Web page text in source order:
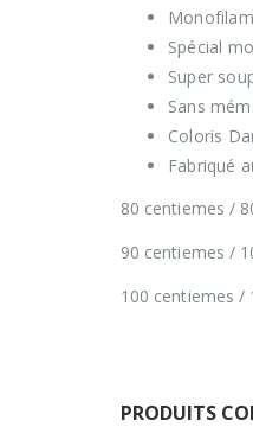
Spécial
Super
Sans
Coloris
Fabriqué
80 centiemes /
90 centiemes /
100 centiemes /
PRODUITS